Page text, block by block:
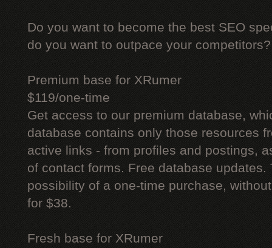
Do you want to become the best SEO
do you want to outpace your competitors?
Premium base for XRumer
$119/one-time
Get access to our premium database,
database contains only those resources
active links - from profiles and postings,
of contact forms. Free database updates.
possibility of a one-time purchase,
for $38.
Fresh base for XRumer